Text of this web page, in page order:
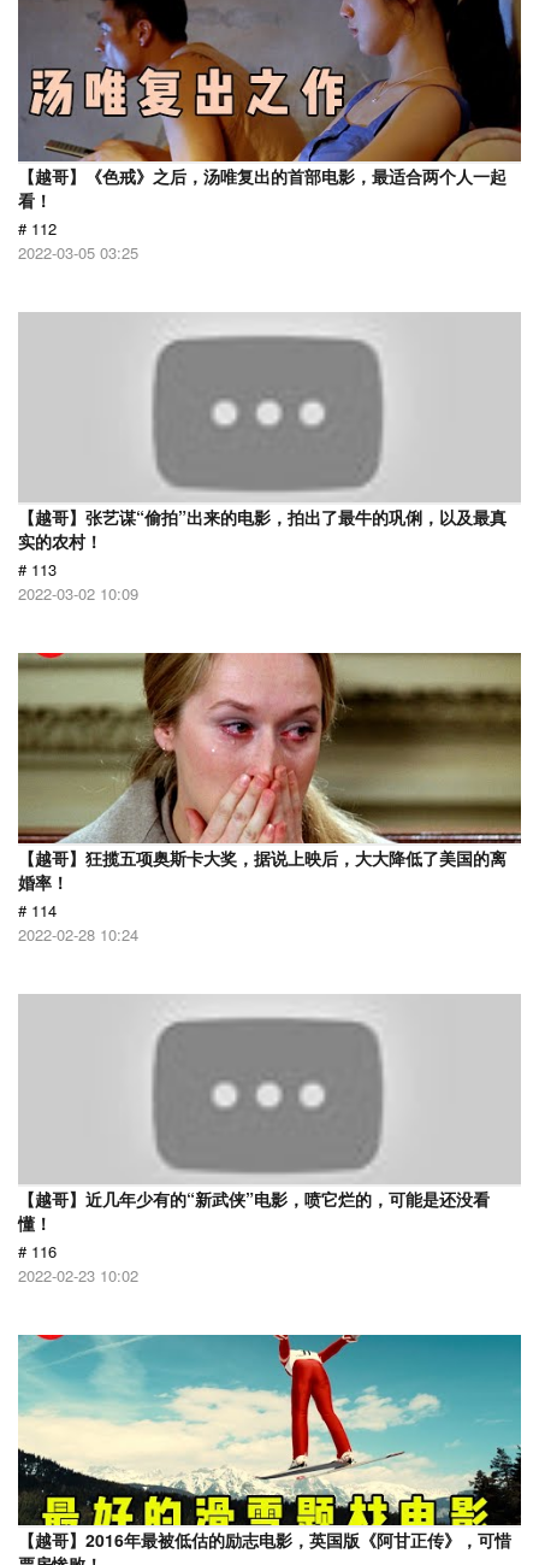
【越哥】《色戒》之后，汤唯复出的首部电影，最适合两个人一起
看！
# 112
2022-03-05 03:25
【越哥】张艺谋“偷拍”出来的电影，拍出了最牛的巩俐，以及最真
实的农村！
# 113
2022-03-02 10:09
【越哥】狂揽五项奥斯卡大奖，据说上映后，大大降低了美国的离
婚率！
# 114
2022-02-28 10:24
【越哥】近几年少有的“新武侠”电影，喷它烂的，可能是还没看
懂！
# 116
2022-02-23 10:02
【越哥】2016年最被低估的励志电影，英国版《阿甘正传》，可惜